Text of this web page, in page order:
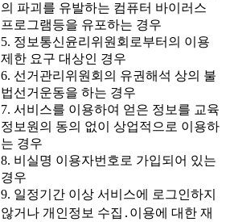
의 파괴를 유발하는 컴퓨터 바이러스
프로그램등을 유포하는 경우
5. 정보통신윤리위원회로부터의 이용
제한 요구 대상인 경우
6. 선거관리위원회의 유권해석 상의 불
법선거운동을 하는 경우
7. 서비스를 이용하여 얻은 정보를 교육
정보원의 동의 없이 상업적으로 이용하
는 경우
8. 비실명 이용자번호로 가입되어 있는
경우
9. 일정기간 이상 서비스에 로그인하지
않거나 개인정보 수집․이용에 대한 재